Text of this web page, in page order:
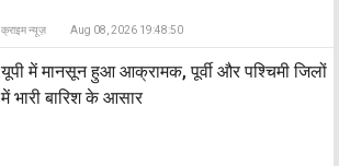
क्राइम न्यूज़ Aug 08, 2026 19:48:50
यूपी में मानसून हुआ आक्रामक, पूर्वी और पश्चिमी जिलों
में भारी बारिश के आसार